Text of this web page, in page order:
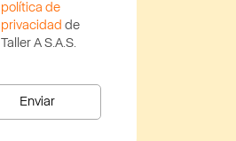
política de
privacidad de
Taller A S.A.S.
Enviar